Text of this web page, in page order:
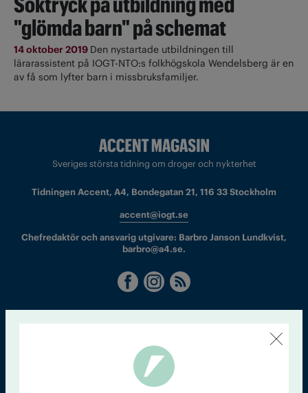
"glömda barn" på schemat
14 oktober 2019 Den nystartade utbildningen till
lärarassistent på IOGT-NTO:s folkhögskola Wendelsberg är en
av få som lyfter barn i missbruksfamiljer.
Sveriges största tidning om droger och nykterhet
Tidningen Accent, A4, Bondegatan 21, 116 33 Stockholm
accent@iogt.se
Chefredaktör och ansvarig utgivare: Barbro Janson Lundkvist,
barbro@a4.se.